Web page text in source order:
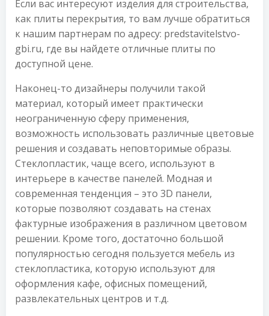
Если вас интересуют изделия для строительства,
как плиты перекрытия, то вам лучше обратиться
к нашим партнерам по адресу: predstavitelstvo-
gbi.ru, где вы найдете отличные плиты по
доступной цене.
Наконец-то дизайнеры получили такой
материал, который имеет практически
неограниченную сферу применения,
возможность использовать различные цветовые
решения и создавать неповторимые образы.
Стеклопластик, чаще всего, используют в
интерьере в качестве панелей. Модная и
современная тенденция – это 3D панели,
которые позволяют создавать на стенах
фактурные изображения в различном цветовом
решении. Кроме того, достаточно большой
популярностью сегодня пользуется мебель из
стеклопластика, которую используют для
оформления кафе, офисных помещений,
развлекательных центров и т.д.